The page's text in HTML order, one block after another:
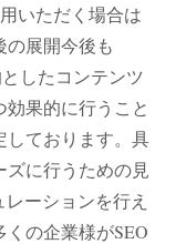
いただく場合は
の展開今後も
したコンテンツ
果的に行うこと
しております。具
ズに行うための見
ーションを行え
の企業様がSEO